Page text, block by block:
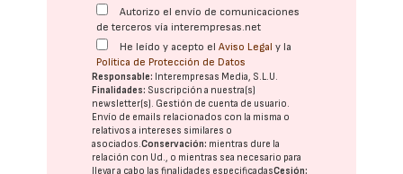
Autorizo el envío de comunicaciones
de terceros vía interempresas.net
He leído y acepto elAviso Legal y la
Política de Protección de Datos
Responsable: Interempresas Media, S.L.U.
Finalidades: Suscripción a nuestra(s)
newsletter(s). Gestión de cuenta de usuario.
Envío de emails relacionados con la misma o
relativos a intereses similares o
asociados.Conservación: mientras dure la
relación con Ud., o mientras sea necesario para
llevar a cabo las finalidades especificadasCesión: